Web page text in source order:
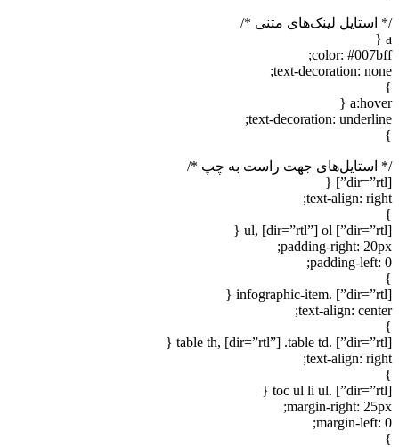
/* استایل لینک‌های متنی */
a {
color: #007bff;
text-decoration: none;
}
a:hover {
text-decoration: underline;
}
/* استایل‌های جهت راست به چپ */
[dir=”rtl”] {
text-align: right;
}
[dir=”rtl”] ul, [dir=”rtl”] ol {
padding-right: 20px;
padding-left: 0;
}
[dir=”rtl”] .infographic-item {
text-align: center;
}
[dir=”rtl”] .table th, [dir=”rtl”] .table td {
text-align: right;
}
[dir=”rtl”] .toc ul li ul {
margin-right: 25px;
margin-left: 0;
}